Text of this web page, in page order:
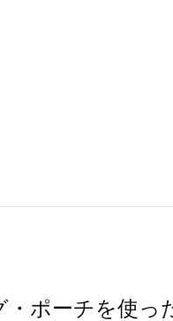
ポーチを使っ